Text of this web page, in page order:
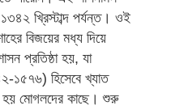
খ্রিস্টাব্দ পর্যন্ত। ওই
বিজয়ের মধ্য দিয়ে
প্রতিষ্ঠা হয়, যা
১৫৭৬) হিসেবে খ্যাত
হয় মোগলদের কাছে। শুরু